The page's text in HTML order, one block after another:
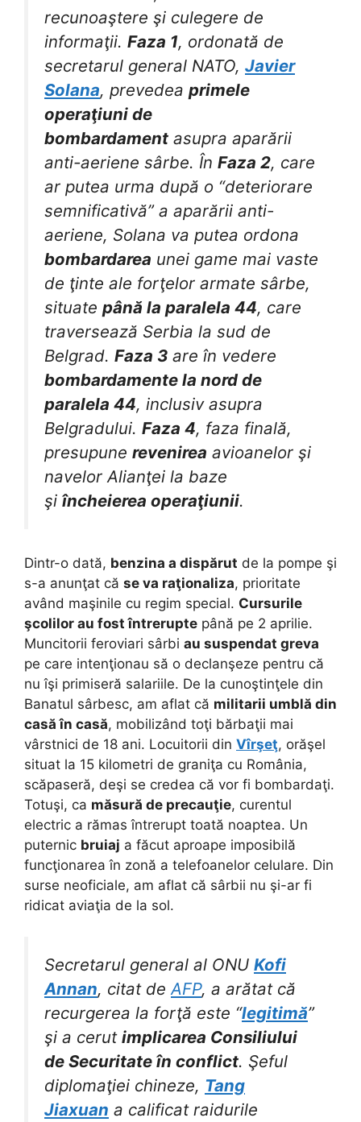
recunoaştere şi culegere de
informaţii. Faza 1, ordonată de
secretarul general NATO, Javier
Solana, prevedea primele
operaţiuni de
bombardament asupra aparării
anti-aeriene sârbe. În Faza 2, care
ar putea urma după o “deteriorare
semnificativă” a aparării anti-
aeriene, Solana va putea ordona
bombardarea unei game mai vaste
de ţinte ale forţelor armate sârbe,
situate până la paralela 44, care
traversează Serbia la sud de
Belgrad. Faza 3 are în vedere
bombardamente la nord de
paralela 44, inclusiv asupra
Belgradului. Faza 4, faza finală,
presupune revenirea avioanelor şi
navelor Alianţei la baze
şi încheierea operaţiunii.
Dintr-o dată, benzina a dispărut de la pompe şi
s-a anunţat că se va raţionaliza, prioritate
având maşinile cu regim special. Cursurile
şcolilor au fost întrerupte până pe 2 aprilie.
Muncitorii feroviari sârbi au suspendat greva
pe care intenţionau să o declanşeze pentru că
nu îşi primiseră salariile. De la cunoştinţele din
Banatul sârbesc, am aflat că militarii umblă din
casă în casă, mobilizând toţi bărbaţii mai
vârstnici de 18 ani. Locuitorii din Vîrşeţ, orăşel
situat la 15 kilometri de graniţa cu România,
scăpaseră, deşi se credea că vor fi bombardaţi.
Totuşi, ca măsură de precauţie, curentul
electric a rămas întrerupt toată noaptea. Un
puternic bruiaj a făcut aproape imposibilă
funcţionarea în zonă a telefoanelor celulare. Din
surse neoficiale, am aflat că sârbii nu şi-ar fi
ridicat aviaţia de la sol.
Secretarul general al ONU Kofi
Annan, citat de AFP, a arătat că
recurgerea la forţă este “legitimă”
şi a cerut implicarea Consiliului
de Securitate în conflict. Şeful
diplomaţiei chineze, Tang
Jiaxuan a calificat raidurile